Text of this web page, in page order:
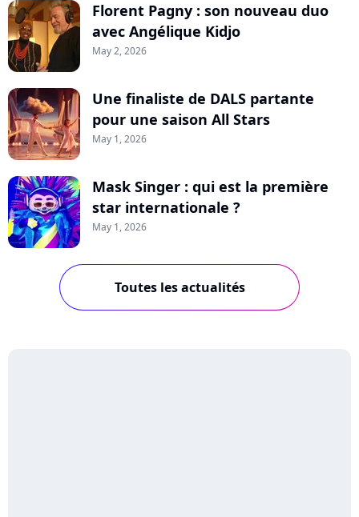
Florent Pagny : son nouveau duo
avec Angélique Kidjo
May 2, 2026
Une finaliste de DALS partante
pour une saison All Stars
May 1, 2026
Mask Singer : qui est la première
star internationale ?
May 1, 2026
Toutes les actualités